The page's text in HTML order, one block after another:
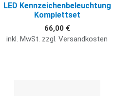
LED Kennzeichenbeleuchtung
Komplettset
66,00 €
inkl. MwSt. zzgl. Versandkosten